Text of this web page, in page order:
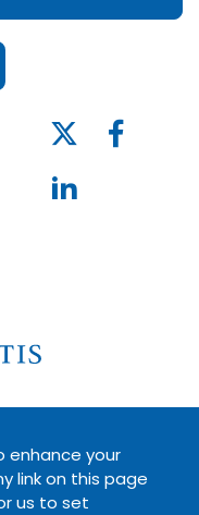
enhance your
link on this page
us to set